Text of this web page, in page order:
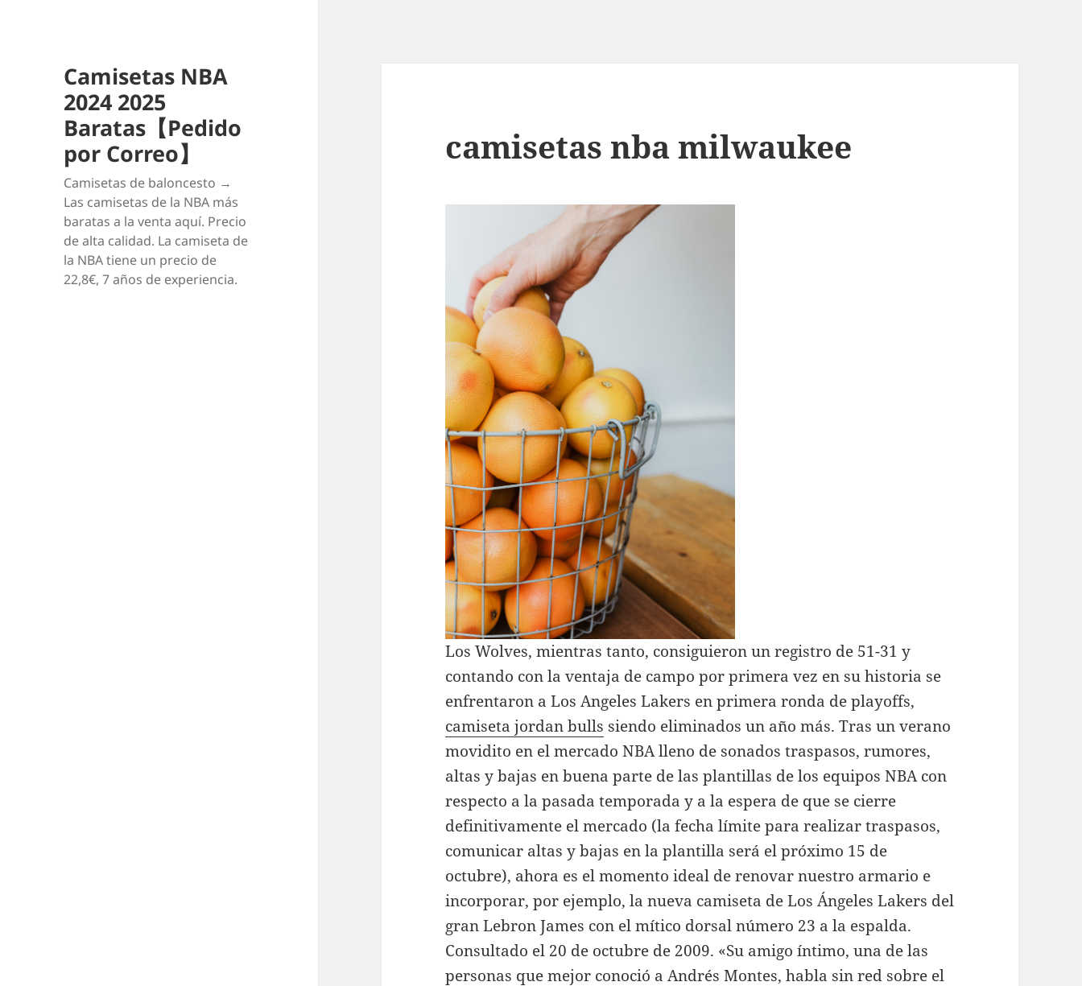
Camisetas NBA
2024 2025
Baratas【Pedido
por Correo】
Camisetas de baloncesto →
Las camisetas de la NBA más
baratas a la venta aquí. Precio
de alta calidad. La camiseta de
la NBA tiene un precio de
22,8€, 7 años de experiencia.
camisetas nba milwaukee
Los Wolves, mientras tanto, consiguieron un registro de 51-31 y
contando con la ventaja de campo por primera vez en su historia se
enfrentaron a Los Angeles Lakers en primera ronda de playoffs,
camiseta jordan bulls siendo eliminados un año más. Tras un verano
movidito en el mercado NBA lleno de sonados traspasos, rumores,
altas y bajas en buena parte de las plantillas de los equipos NBA con
respecto a la pasada temporada y a la espera de que se cierre
definitivamente el mercado (la fecha límite para realizar traspasos,
comunicar altas y bajas en la plantilla será el próximo 15 de
octubre), ahora es el momento ideal de renovar nuestro armario e
incorporar, por ejemplo, la nueva camiseta de Los Ángeles Lakers del
gran Lebron James con el mítico dorsal número 23 a la espalda.
Consultado el 20 de octubre de 2009. «Su amigo íntimo, una de las
personas que mejor conoció a Andrés Montes, habla sin red sobre el